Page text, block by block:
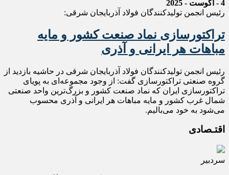
4 - آگوست - 2025
رئیس انجمن تولیدکنندگان فولاد آذربایجان شرقی:
تراکتورسازی نماد صنعت کشور و مایه
مباهات هر ایرانی و آذری
رئیس انجمن تولیدکنندگان فولاد آذربایجان شرقی در حاشیه بازدید از
گروه صنعتی تراکتورسازی گفت: از وجود مجموعه‌ای به پویای
تراکتورسازی ایران که نماد صنعت کشور و بزرگ‌ترین واحد صنعتی
شمال غرب کشور و مایه مباهات هر ایرانی و آذری محسوب
می‌شود به خود می‌بالیم.
اقتـصادی
سردبیر